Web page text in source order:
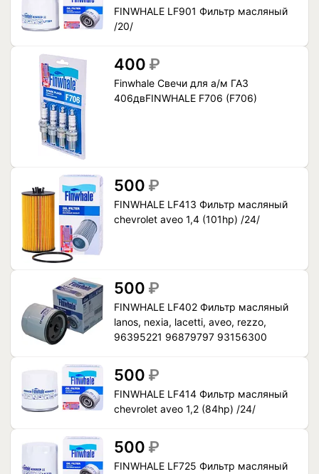
FINWHALE LF901 Фильтр масляный
/20/
400 ₽
Finwhale Свечи для а/м ГАЗ
406двFINWHALE F706 (F706)
500 ₽
FINWHALE LF413 Фильтр масляный
chevrolet aveo 1,4 (101hp) /24/
500 ₽
FINWHALE LF402 Фильтр масляный
lanos, nexia, lacetti, aveo, rezzo,
96395221 96879797 93156300
500 ₽
FINWHALE LF414 Фильтр масляный
chevrolet aveo 1,2 (84hp) /24/
500 ₽
FINWHALE LF725 Фильтр масляный